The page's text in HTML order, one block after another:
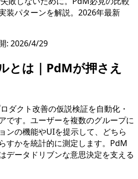
装パターンを解説。2026年最新
: 2026/4/29
とは｜PdMが押さえ
ダクト改善の仮説検証を自動化・
です。ユーザーを複数のグループに
ンの機能やUIを提示して、どちら
すかを統計的に測定します。PdM
データドリブンな意思決定を支える